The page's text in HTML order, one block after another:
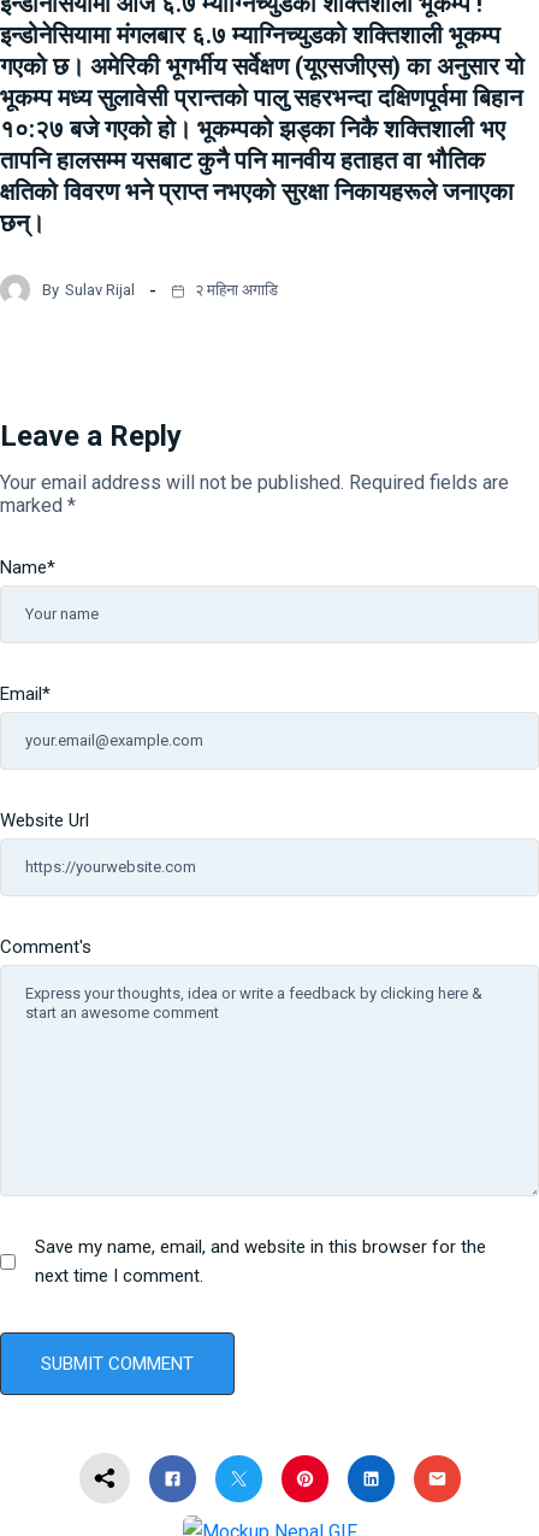
इन्डोनेसियामा मंगलबार ६.७ म्याग्निच्युडको शक्तिशाली भूकम्प
गएको छ। अमेरिकी भूगर्भीय सर्वेक्षण (यूएसजीएस) का अनुसार यो
भूकम्प मध्य सुलावेसी प्रान्तको पालु सहरभन्दा दक्षिणपूर्वमा बिहान
१०:२७ बजे गएको हो। भूकम्पको झड्का निकै शक्तिशाली भए
तापनि हालसम्म यसबाट कुनै पनि मानवीय हताहत वा भौतिक
क्षतिको विवरण भने प्राप्त नभएको सुरक्षा निकायहरूले जनाएका
छन्।
By Sulav Rijal २ महिना अगाडि
Leave a Reply
Your email address will not be published. Required fields are
marked *
Comment's
Name*
Email *
Website Url
Save my name, email, and website in this browser for the
next time I comment.